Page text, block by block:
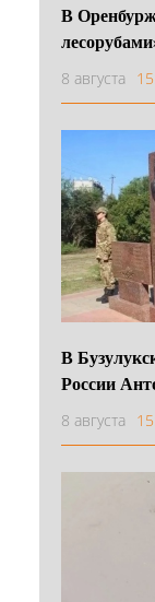
В
8 августа
В
России
8 августа